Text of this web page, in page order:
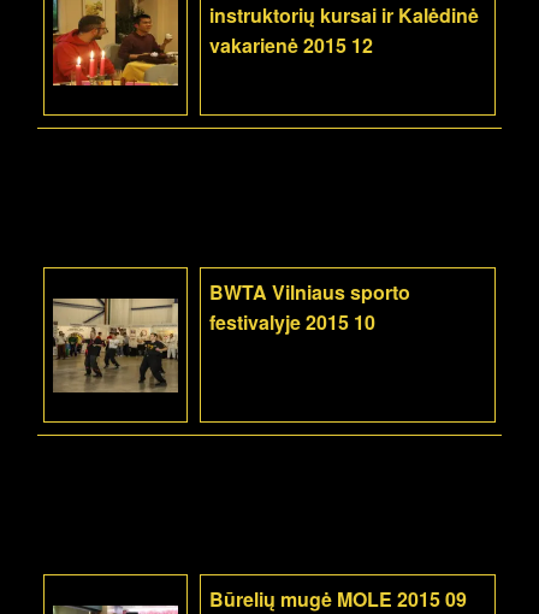
instruktorių kursai ir Kalėdinė
vakarienė 2015 12
BWTA Vilniaus sporto
festivalyje 2015 10
Būrelių mugė MOLE 2015 09